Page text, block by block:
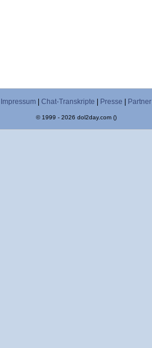
Impressum Chat-Transkripte Presse Partner
© 1999 - 2026 dol2day.com ()